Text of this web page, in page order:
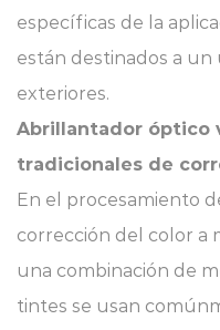
específicas de la
están destinados a
exteriores.
Abrillantador óptico
tradicionales de
En el procesamiento
corrección del color a
una combinación de
tintes se usan